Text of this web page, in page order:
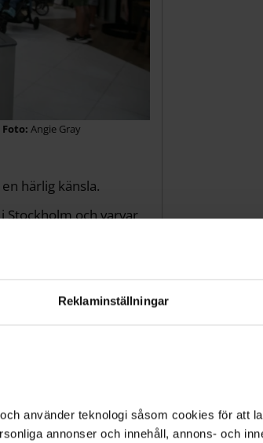
Reklaminställningar
använder teknologi såsom cookies för att
annonser och innehåll, annons- och
Angie Gray
härlig känsla.
Stockholm och varvar
som vi har i